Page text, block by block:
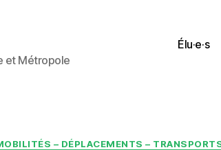
et Métropole
Élu·e·s
Catégories
– DÉPLACEMENTS –